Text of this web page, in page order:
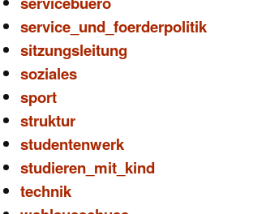
service_und_foerderpolitik
sitzungsleitung
soziales
sport
struktur
studentenwerk
studieren_mit_kind
technik